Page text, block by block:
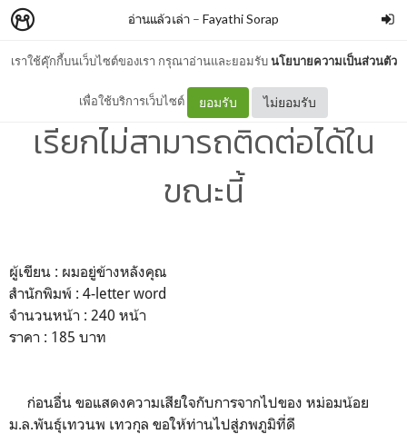
เราใช้คุ๊กกี้บนเว็บไซต์ของเรา กรุณาอ่านและยอมรับนโยบายความเป็นส่วนตัว
เพื่อใช้บริการเว็บไซต์ ยอมรับ ไม่ยอมรับ
อ่านแล้วเล่า – Fayathi Sorap
อ่านแล้วเล่า : ความสุขที่ท่าน
เรียกไม่สามารถติดต่อได้ใน
ขณะนี้
ผู้เขียน : ผมอยู่ข้างหลังคุณ
สำนักพิมพ์ : 4-letter word
จำนวนหน้า : 240 หน้า
ราคา : 185 บาท
ก่อนอื่น ขอแสดงความเสียใจกับการจากไปของ หม่อมน้อย
ม.ล.พันธ์ุเทวนพ เทวกุล ขอให้ท่านไปสู่ภพภูมิที่ดี